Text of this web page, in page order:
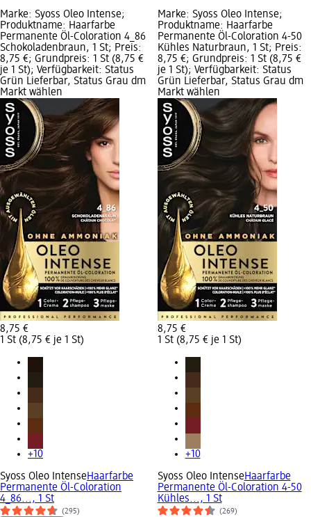
Marke: Syoss Oleo Intense;
Produktname: Haarfarbe
Permanente Öl-Coloration 4_86
Schokoladenbraun, 1 St; Preis:
8,75 €; Grundpreis: 1 St (8,75 €
je 1 St); Verfügbarkeit: Status
Grün Lieferbar, Status Grau dm
Markt wählen
8,75 €
1 St (8,75 € je 1 St)
+10
Syoss Oleo IntenseHaarfarbe
Permanente Öl-Coloration
4_86..., 1 St
(295)
Marke: Syoss Oleo Intense;
Produktname: Haarfarbe
Permanente Öl-Coloration 4-50
Kühles Naturbraun, 1 St; Preis:
8,75 €; Grundpreis: 1 St (8,75 €
je 1 St); Verfügbarkeit: Status
Grün Lieferbar, Status Grau dm
Markt wählen
8,75 €
1 St (8,75 € je 1 St)
+10
Syoss Oleo IntenseHaarfarbe
Permanente Öl-Coloration 4-50
Kühles..., 1 St
(269)